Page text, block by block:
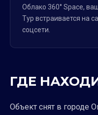
Облако 360° Space,
Тур встраивается на
соцсети.
ГДЕ
Объект снят в городе